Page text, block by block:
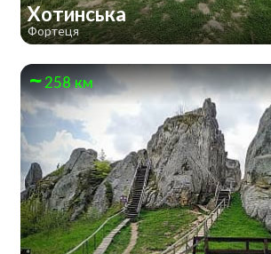
Хотинська
Фортеця
258 км